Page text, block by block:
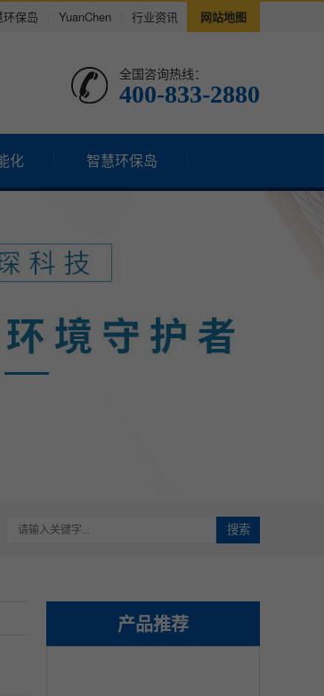
环保岛 YuanChen 行业资讯 网站地图
400-833-2880
化 智慧环保岛
搜索
产品推荐